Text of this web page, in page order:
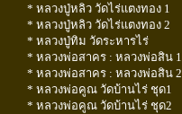
* หลวงปู่หลิว วัดไร่แตงทอง 1
* หลวงปู่หลิว วัดไร่แตงทอง 2
* หลวงปู่ทิม วัดระหารไร่
* หลวงพ่อสาคร : หลวงพ่อสิน 1
* หลวงพ่อสาคร : หลวงพ่อสิน 2
* หลวงพ่อคูณ วัดบ้านไร่ ชุด1
* หลวงพ่อคูณ วัดบ้านไร่ ชุด2